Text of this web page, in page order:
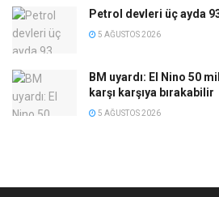
Petrol devleri üç ayda
5 AĞUSTOS 2026
BM uyardı: El Nino 50
karşı karşıya bırakabilir
5 AĞUSTOS 2026